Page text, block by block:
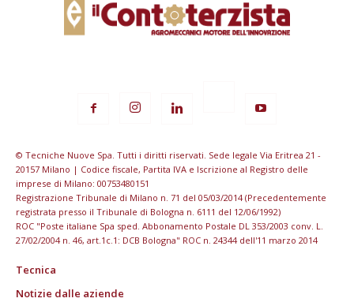
© Tecniche Nuove Spa. Tutti i diritti riservati. Sede legale Via Eritrea 21 -
20157 Milano | Codice fiscale, Partita IVA e Iscrizione al Registro delle
imprese di Milano: 00753480151
Registrazione Tribunale di Milano n. 71 del 05/03/2014 (Precedentemente
registrata presso il Tribunale di Bologna n. 6111 del 12/06/1992)
ROC "Poste italiane Spa sped. Abbonamento Postale DL 353/2003 conv. L.
27/02/2004 n. 46, art.1c.1: DCB Bologna" ROC n. 24344 dell'11 marzo 2014
Tecnica
Notizie dalle aziende